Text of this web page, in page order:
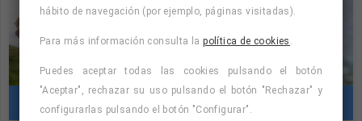
Cursos con prácticas en empresas
hábito de navegación (por ejemplo, páginas visitadas).
Para más información consulta lapolítica de cookies .
Puedes aceptar todas las cookies pulsando el botón
"Aceptar", rechazar su uso pulsando el botón "Rechazar" y
configurarlas pulsando el botón "Configurar".